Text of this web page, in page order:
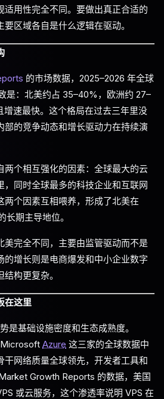
适用性完全不同。要做出真正合适的
区域各自是什么逻辑在驱动。
的市场数据，2025–2026 年全球
是：北美约占 35–40%，欧洲约 27–
速最快。这个格局在过去三年里没
部的竞争动态和增长驱动力在持续演
两个相互强化的因素：全球最大的云
，同时全球最多的科技企业和互联网
两个因素互相喂养，形成了北美在
长期主导地位。
美完全不同，主要由监管驱动而不是
的增长则是电商爆发和中小企业数字
构更复杂。
在这里
是基础设施密度和生态成熟度。
Azure 这三家的全球数据中
干网络质量全球领先，开发者工具和
Growth Reports 的数据，美国
或云服务，这个渗透率说明 VPS 在